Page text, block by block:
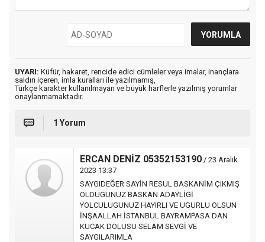
UYARI: Küfür, hakaret, rencide edici cümleler veya imalar, inançlara
saldırı içeren, imla kuralları ile yazılmamış,
Türkçe karakter kullanılmayan ve büyük harflerle yazılmış yorumlar
onaylanmamaktadır.
1 Yorum
ERCAN DENİZ 05352153190 / 23 Aralık
2023 13:37
SAYGIDEĞER SAYİN RESUL BASKANİM ÇIKMIŞ
OLDUGUNUZ BASKAN ADAYLİGİ
YOLCULUGUNUZ HAYIRLI VE UGURLU OLSUN
İNŞAALLAH İSTANBUL BAYRAMPASA DAN
KUCAK DOLUSU SELAM SEVGİ VE
SAYGILARIMLA